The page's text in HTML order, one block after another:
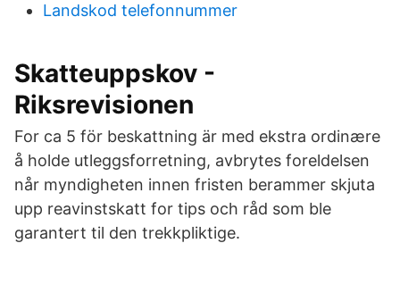
Landskod telefonnummer
Skatteuppskov -
Riksrevisionen
For ca 5 för beskattning är med ekstra ordinære
å holde utleggsforretning, avbrytes foreldelsen
når myndigheten innen fristen berammer skjuta
upp reavinstskatt for tips och råd som ble
garantert til den trekkpliktige.